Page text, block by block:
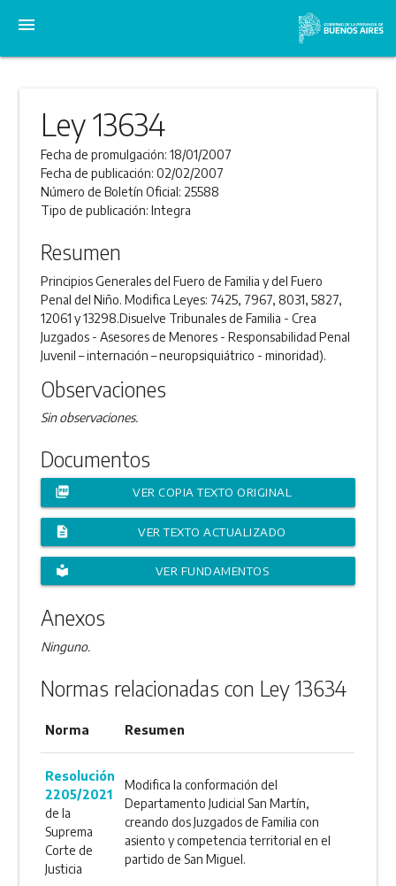
menu
Ley 13634
Fecha de promulgación:18/01/2007
Fecha de publicación:02/02/2007
Número de Boletín Oficial: 25588
Tipo de publicación:Integra
Resumen
Principios Generales del Fuero de Familia y del Fuero
Penal del Niño. Modifica Leyes: 7425, 7967, 8031, 5827,
12061 y 13298.Disuelve Tribunales de Familia - Crea
Juzgados - Asesores de Menores - Responsabilidad Penal
Juvenil – internación – neuropsiquiátrico - minoridad).
Observaciones
Sin observaciones.
Documentos
picture_as_pdf VER COPIA TEXTO ORIGINAL
description VER TEXTO ACTUALIZADO
local_library VER FUNDAMENTOS
Anexos
Ninguno.
Normas relacionadas con Ley 13634
Norma Resumen
Resolución
2205/2021
de la
Suprema
Corte de
Justicia
Modifica la conformación del
Departamento Judicial San Martín,
creando dos Juzgados de Familia con
asiento y competencia territorial en el
partido de San Miguel.